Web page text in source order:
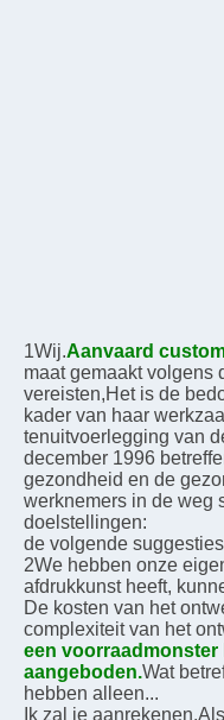
1Wij.Aanvaard
maat gemaakt volgens
vereisten,Het is de
kader van haar
tenuitvoerlegging van
december 1996
gezondheid en de
werknemers in de weg
doelstellingen:
de volgende
2We hebben onze
afdrukkunst heeft,
De kosten van het
complexiteit van het
een
aangeboden.Wat
hebben alleen...
Ik zal je aanrekenen.